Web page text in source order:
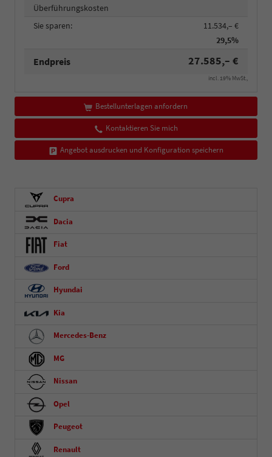
Überführungskosten
Sie sparen:
11.534,– €
29,5%
Endpreis 27.585,– €
incl. 19% MwSt.,
Bestellunterlagen anfordern
Kontaktieren Sie mich
Angebot ausdrucken und Konfiguration speichern
Cupra
Dacia
Fiat
Ford
Hyundai
Kia
Mercedes-Benz
MG
Nissan
Opel
Peugeot
Renault